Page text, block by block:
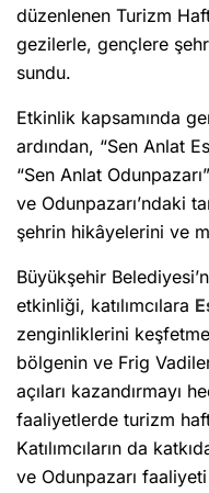
düzenlenen Turizm
gezilerle, gençlere
sundu.
Etkinlik kapsamında
ardından, “Sen Anlat
“Sen Anlat
ve Odunpazarı’ndaki
şehrin hikâyelerini ve
Büyükşehir
etkinliği, katılımcılara
zenginliklerini
bölgenin ve Frig
açıları kazandırmayı
faaliyetlerde turizm
Katılımcıların da
ve Odunpazarı